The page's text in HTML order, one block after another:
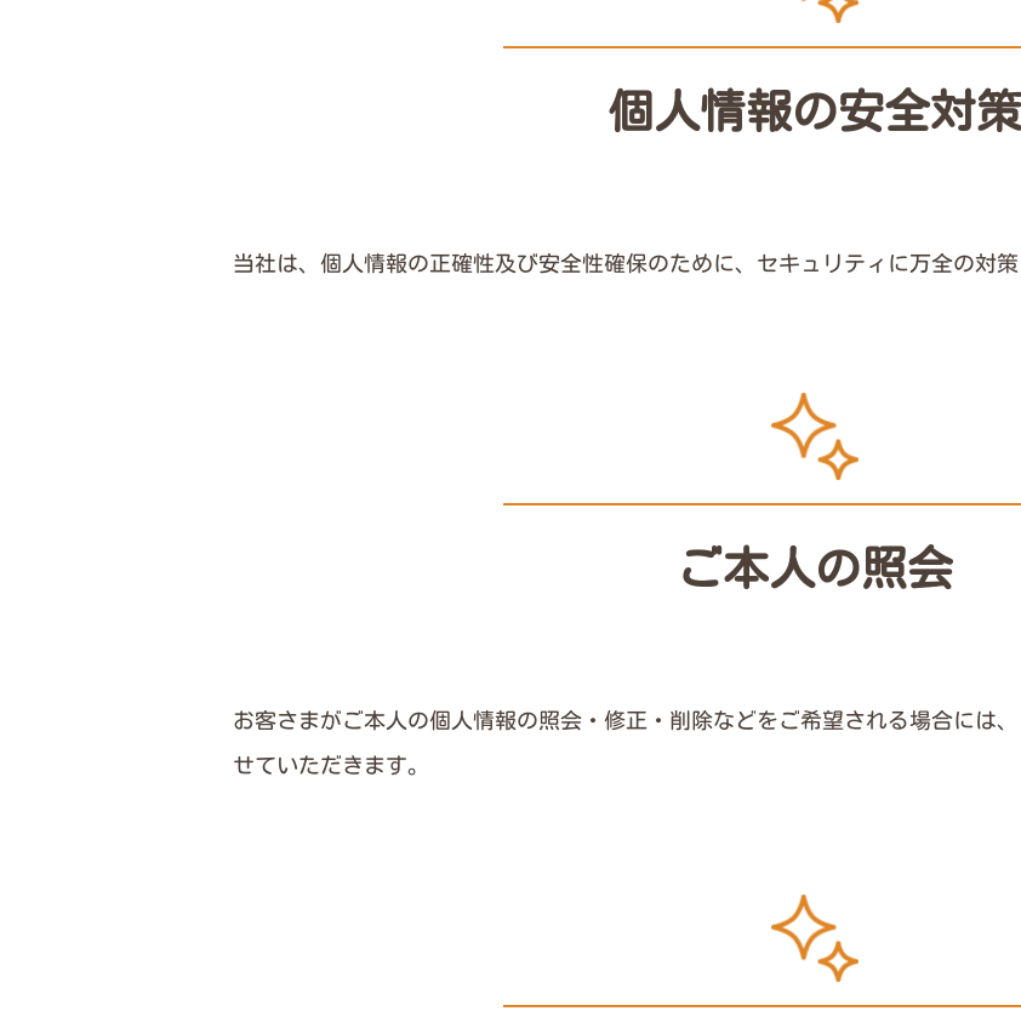
個人情報の安全対策
当社は、個人情報の正確性及び安全性確保のために、セキュリティに万全の対策
ご本人の照会
お客さまがご本人の個人情報の照会・修正・削除などをご希望される場合には
せていただきます。